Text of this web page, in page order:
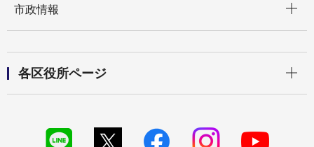
市政情報
各区役所ページ